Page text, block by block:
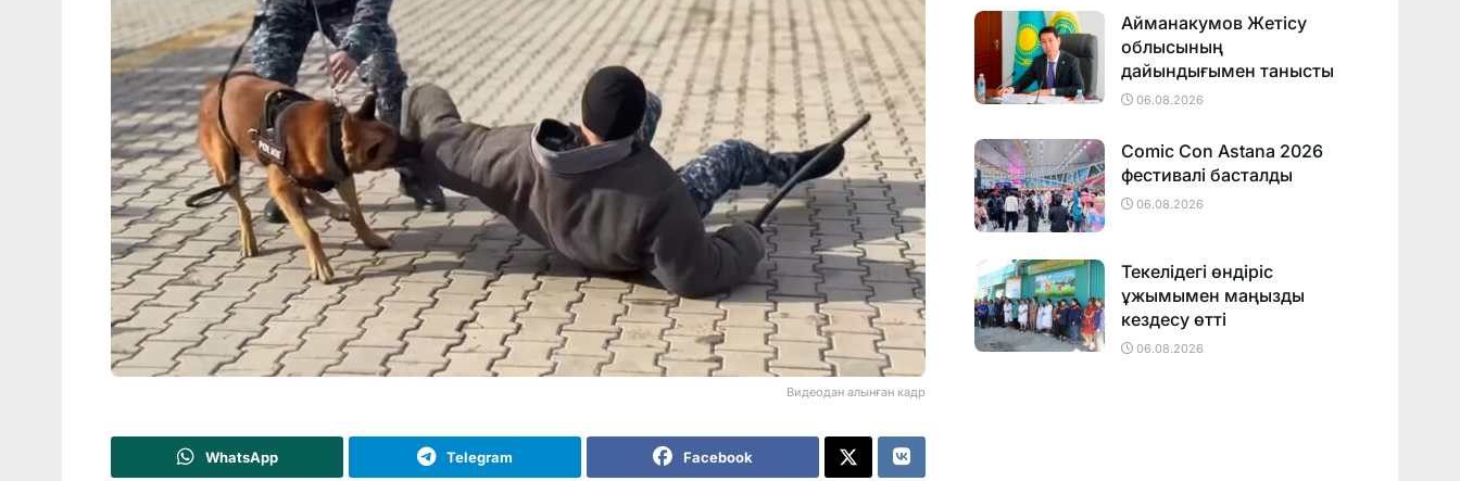
Видеодан алынған кадр
WhatsApp Telegram Facebook
Айманакумов Жетісу
облысының
дайындығымен танысты
06.08.2026
Comic Con Astana 2026
фестивалi басталды
06.08.2026
Текелідегі өндіріс
ұжымымен маңызды
кездесу өтті
06.08.2026